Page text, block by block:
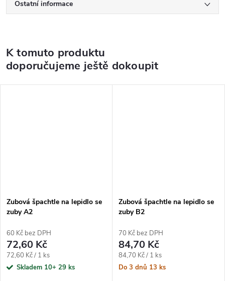
Ostatní informace
K tomuto produktu
doporučujeme ještě dokoupit
Zubová špachtle na lepidlo se
zuby A2
60 Kč bez DPH
72,60 Kč
Měrná cena:
72,60 Kč / 1 ks
Skladem 10+ 29 ks
Zubová špachtle na lepidlo se
zuby B2
70 Kč bez DPH
84,70 Kč
Měrná cena:
84,70 Kč / 1 ks
Do 3 dnů 13 ks